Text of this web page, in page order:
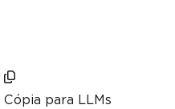
Cópia para LLMs